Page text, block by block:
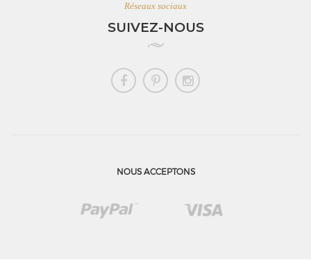
Réseaux sociaux
SUIVEZ-NOUS
NOUS ACCEPTONS